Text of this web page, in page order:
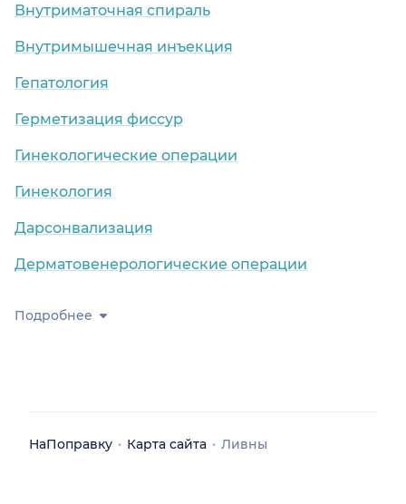
Внутриматочная спираль
Внутримышечная инъекция
Гепатология
Герметизация фиссур
Гинекологические операции
Гинекология
Дарсонвализация
Дерматовенерологические операции
Подробнее
НаПоправку Карта сайта Ливны